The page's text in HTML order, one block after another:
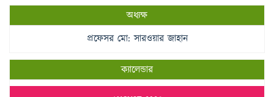
অধ্যক্ষ
প্রফেসর মো: সারওয়ার জাহান
ক্যালেন্ডার